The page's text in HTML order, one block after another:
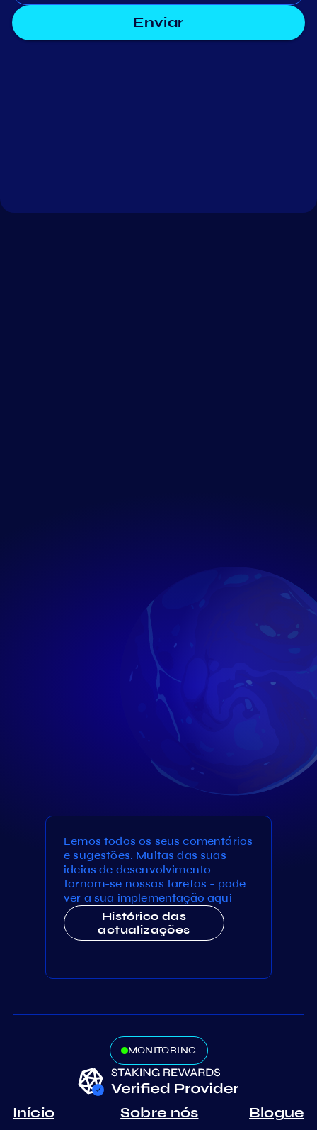
Enviar
Lemos todos os seus comentários
e sugestões. Muitas das suas
ideias de desenvolvimento
tornam-se nossas tarefas - pode
ver a sua implementação aqui
Histórico das
actualizações
MONITORING
Início Sobre nós Blogue